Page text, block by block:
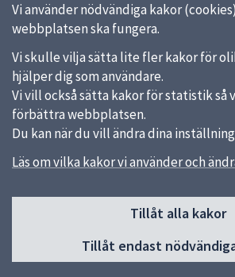
Vi använder nödvändiga kakor
webbplatsen ska fungera.
Vi skulle vilja sätta lite fler kakor för
hjälper dig som användare.
Vi vill också sätta kakor för statistik så
förbättra webbplatsen.
Du kan när du vill ändra dina
Läs om vilka kakor vi använder och
Tillåt alla kakor
Tillåt endast
Sidfot
Om Pedagog Uppsala